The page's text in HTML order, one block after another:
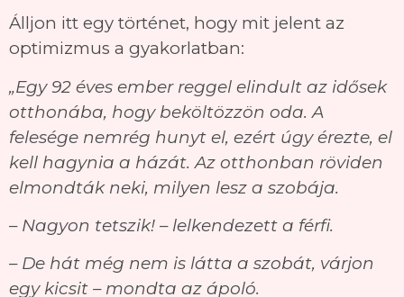
Álljon itt egy történet, hogy mit jelent az
optimizmus a gyakorlatban:
„Egy 92 éves ember reggel elindult az idősek
otthonába, hogy beköltözzön oda. A
felesége nemrég hunyt el, ezért úgy érezte, el
kell hagynia a házát. Az otthonban röviden
elmondták neki, milyen lesz a szobája.
– Nagyon tetszik! – lelkendezett a férfi.
– De hát még nem is látta a szobát, várjon
egy kicsit – mondta az ápoló.